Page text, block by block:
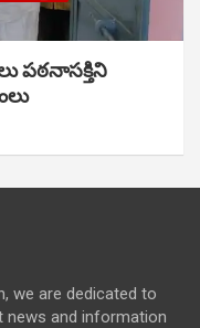
పఠ‌నాసక్తిని
we are dedicated to
news and information